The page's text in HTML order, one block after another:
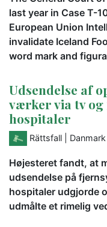
last year in Case T-
European Union
invalidate Iceland
word mark and
Udsendelse af
værker via tv
hospitaler
Rättsfall | Danmark
Højesteret fandt, at
udsendelse på
hospitaler udgjorde
udmålte et rimelig